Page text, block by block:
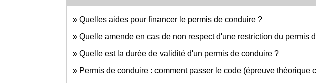
Quelles aides pour financer le permis de conduire ?
Quelle amende en cas de non respect d'une restriction du permis
Quelle est la durée de validité d'un permis de conduire ?
Permis de conduire : comment passer le code (épreuve théorique